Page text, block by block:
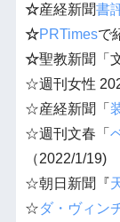
☆産経新聞書
☆PRTimesで
☆聖教新聞「
☆週刊女性
☆産経新聞「
☆週刊 文春 「
（2022/1/19)
☆朝日新聞『
☆ダ・ヴィン